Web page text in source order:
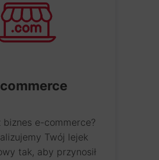
biznes e-commerce?
Twój lejek
tak, aby przynosił